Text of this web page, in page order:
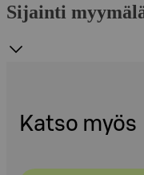
Sijainti
Katso myös